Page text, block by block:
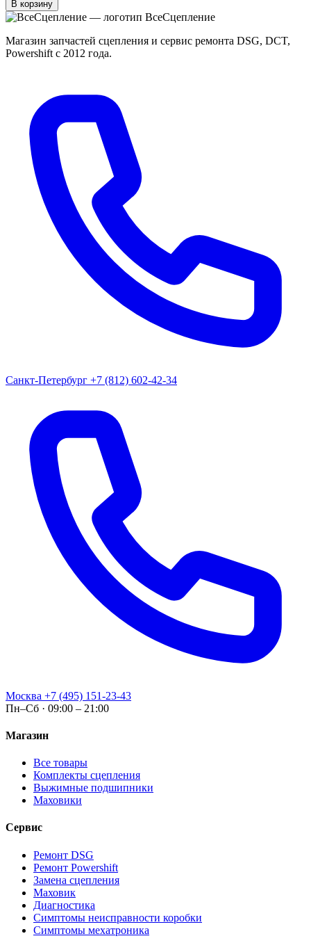
В корзину
ВсеСцепление
Магазин запчастей сцепления и сервис ремонта DSG, DCT,
Powershift с 2012 года.
Санкт-Петербург +7 (812) 602-42-34
Москва +7 (495) 151-23-43
Пн–Сб · 09:00 – 21:00
Магазин
Все товары
Комплекты сцепления
Выжимные подшипники
Маховики
Сервис
Ремонт DSG
Ремонт Powershift
Замена сцепления
Маховик
Диагностика
Симптомы неисправности коробки
Симптомы мехатроника